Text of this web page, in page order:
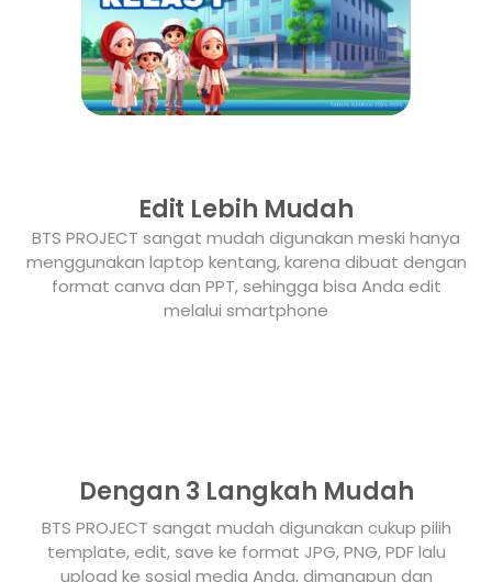
Edit Lebih Mudah
BTS PROJECT sangat mudah digunakan meski hanya
menggunakan laptop kentang, karena dibuat dengan
format canva dan PPT, sehingga bisa Anda edit
melalui smartphone
Dengan 3 Langkah Mudah
BTS PROJECT sangat mudah digunakan cukup pilih
template, edit, save ke format JPG, PNG, PDF lalu
upload ke sosial media Anda, dimanapun dan